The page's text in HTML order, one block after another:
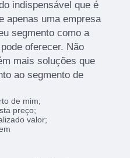
indispensável que é
apenas uma empresa
segmento como a
oferecer. Não
mais soluções que
ao segmento de
de mim;
preço;
valor;